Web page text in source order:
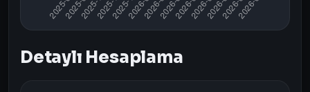
Detaylı Hesaplama